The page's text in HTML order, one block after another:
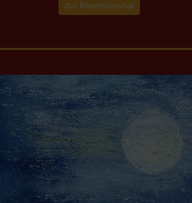
zur Reservierung